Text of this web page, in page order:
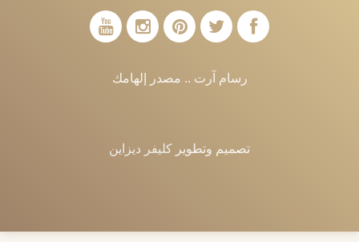
رسام آرت .. مصدر إلهامك
تصميم وتطويركليفر ديزاين